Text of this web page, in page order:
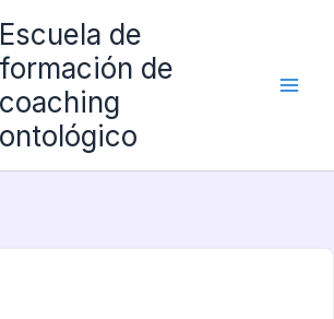
Escuela de
formación de
coaching
ontológico